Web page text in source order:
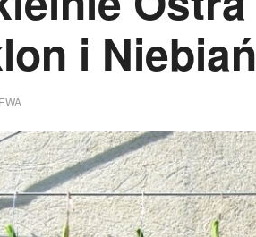
i
EWA